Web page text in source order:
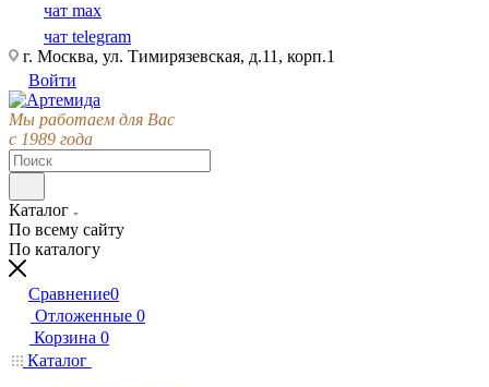
чат max
чат telegram
г. Москва, ул. Тимирязевская, д.11, корп.1
Войти
Мы работаем для Вас
с 1989 года
Каталог
По всему сайту
По каталогу
Сравнение0
Отложенные 0
Корзина 0
Каталог